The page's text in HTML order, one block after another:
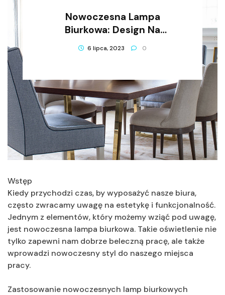
Nowoczesna Lampa
Biurkowa: Design Na
Najwyższym Poziomie
6 lipca, 2023 0
Wstęp
Kiedy przychodzi czas, by wyposażyć nasze biura,
często zwracamy uwagę na estetykę i funkcjonalność.
Jednym z elementów, który możemy wziąć pod uwagę,
jest nowoczesna lampa biurkowa. Takie oświetlenie nie
tylko zapewni nam dobrze beleczną pracę, ale także
wprowadzi nowoczesny styl do naszego miejsca
pracy.
Zastosowanie nowoczesnych lamp biurkowych